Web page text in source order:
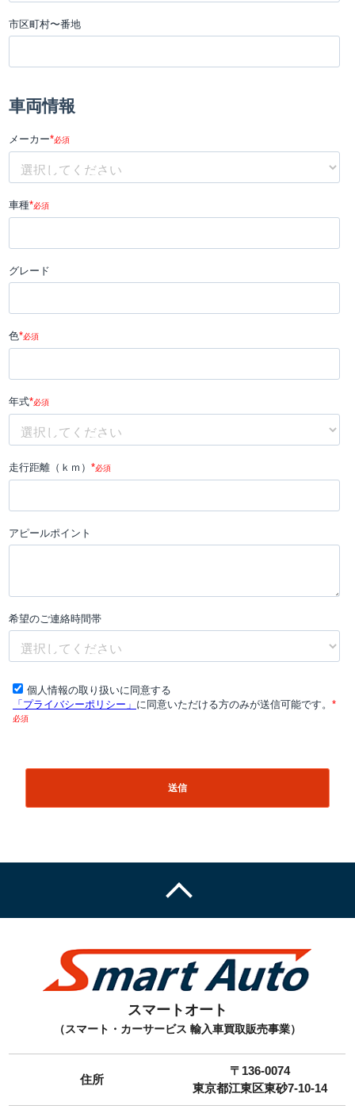
スマートオート
（スマート・カーサービス 輸入車買取販売事業）
住所
〒136-0074
東京都江東区東砂7-10-14